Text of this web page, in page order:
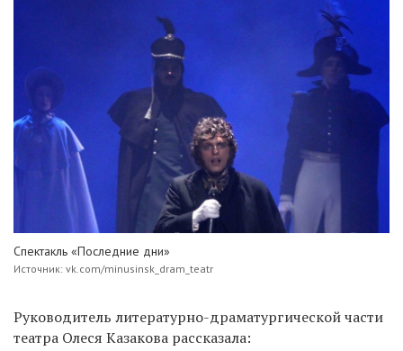
Спектакль «Последние дни»
Источник: vk.com/minusinsk_dram_teatr
Руководитель литературно-драматургической части
театра Олеся Казакова рассказала: